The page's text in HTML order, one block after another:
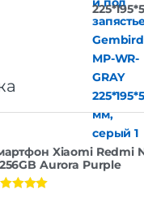
Xiaomi Redmi
Aurora Purple